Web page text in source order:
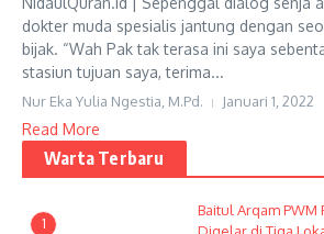
dokter muda spesialis jantung dengan
bijak. “Wah Pak tak terasa ini saya
stasiun tujuan saya, terima...
Nur Eka Yulia Ngestia, M.Pd. Januari 1, 2022
Read More
Warta Terbaru
1
Baitul Arqam PWM